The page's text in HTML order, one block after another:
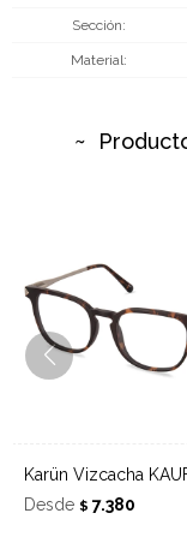
Sección
Material
Karün Vizcacha
Desde $ 7.380